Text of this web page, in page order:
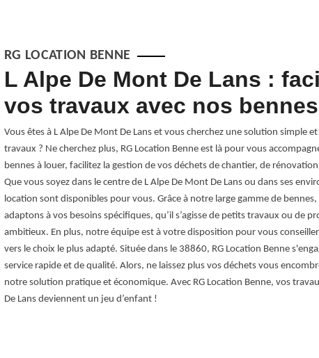
RG LOCATION BENNE
L Alpe De Mont De Lans :
vos travaux avec nos
Vous êtes à L Alpe De Mont De Lans et vous cherchez une solution simple
travaux ? Ne cherchez plus, RG Location Benne est là pour vous
bennes à louer, facilitez la gestion de vos déchets de chantier, de
Que vous soyez dans le centre de L Alpe De Mont De Lans ou dans ses
location sont disponibles pour vous. Grâce à notre large gamme de
adaptons à vos besoins spécifiques, qu’il s’agisse de petits travaux ou de
ambitieux. En plus, notre équipe est à votre disposition pour vous
vers le choix le plus adapté. Située dans le 38860, RG Location Benne
service rapide et de qualité. Alors, ne laissez plus vos déchets vous
notre solution pratique et économique. Avec RG Location Benne, vos
De Lans deviennent un jeu d’enfant !